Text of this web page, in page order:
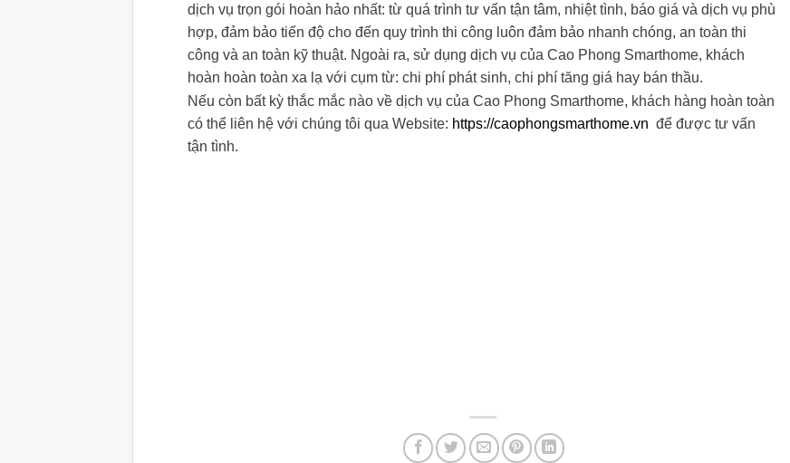
dịch vụ trọn gói hoàn hảo nhất: từ quá trình tư vấn tận tâm, nhiệt tình, báo giá và dịch vụ phù
hợp, đảm bảo tiến độ cho đến quy trình thi công luôn đảm bảo nhanh chóng, an toàn thi
công và an toàn kỹ thuật. Ngoài ra, sử dụng dịch vụ của Cao Phong Smarthome, khách
hoàn hoàn toàn xa lạ với cụm từ: chi phí phát sinh, chi phí tăng giá hay bán thầu.
Nếu còn bất kỳ thắc mắc nào về dịch vụ của Cao Phong Smarthome, khách hàng hoàn toàn
có thể liên hệ với chúng tôi qua Website: https://caophongsmarthome.vn để được tư vấn
tận tình.